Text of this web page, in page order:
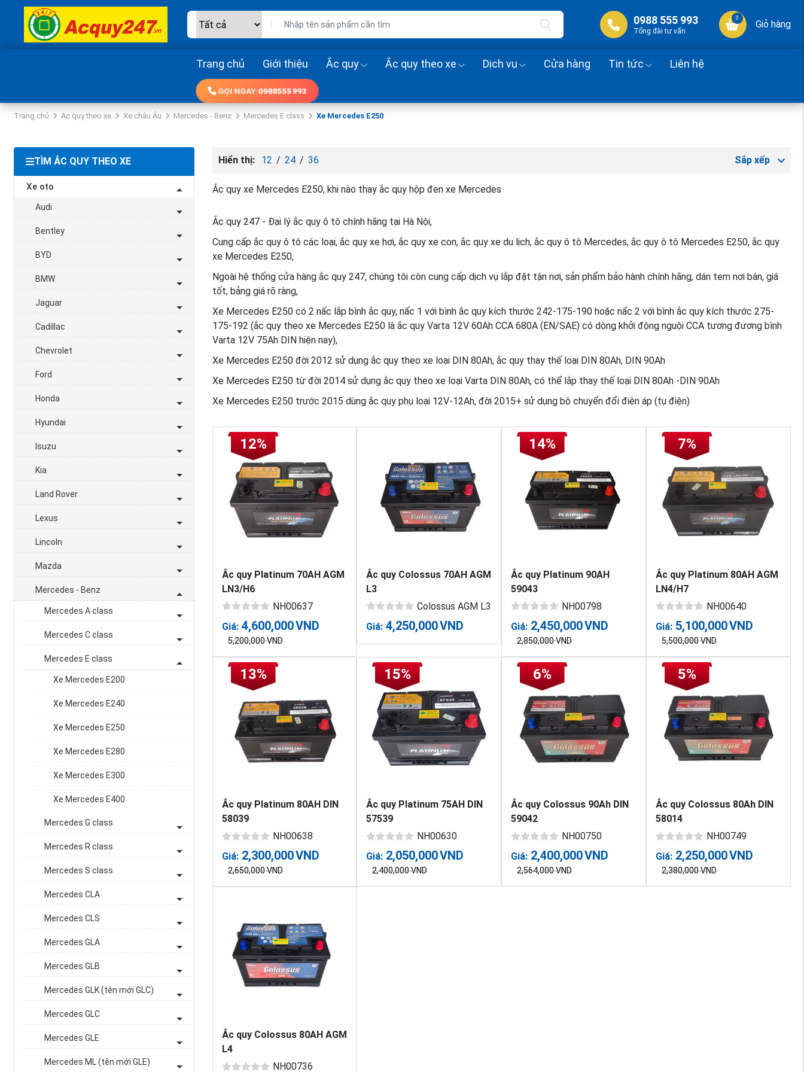
0988 555 993
Tổng đài tư vấn
0
Giỏ hàng
Trang chủ Giới thiệu Ắc quy Ắc quy theo xe Dịch vụ Cửa hàng Tin tức Liên hệ
GỌI NGAY:0988555993
Trang chủ Ac quy theo xe Xe châu Âu Mercedes - Benz Mercedes E class Xe Mercedes E250
TÌM ẮC QUY THEO XE
Xe oto
Audi
Bentley
BYD
BMW
Jaguar
Cadillac
Chevrolet
Ford
Honda
Hyundai
Isuzu
Kia
Land Rover
Lexus
Lincoln
Mazda
Mercedes - Benz
Mercedes A class
Mercedes C class
Mercedes E class
Xe Mercedes E200
Xe Mercedes E240
Xe Mercedes E250
Xe Mercedes E280
Xe Mercedes E300
Xe Mercedes E400
Mercedes G class
Mercedes R class
Mercedes S class
Mercedes CLA
Mercedes CLS
Mercedes GLA
Mercedes GLB
Mercedes GLK (tên mới GLC)
Mercedes GLC
Mercedes GLE
Mercedes ML (tên mới GLE)
Hiển thị: 12 / 24 / 36 Sắp xếp
Ắc quy xe Mercedes E250, khi nào thay ắc quy hộp đen xe Mercedes
Ắc quy 247 - Đại lý ắc quy ô tô chính hãng tại Hà Nội,
Cung cấp ắc quy ô tô các loại, ắc quy xe hơi, ắc quy xe con, ắc quy xe du lịch, ắc quy ô tô Mercedes, ắc quy ô tô Mercedes E250, ắc quy
xe Mercedes E250,
Ngoài hệ thống cửa hàng ắc quy 247, chúng tôi còn cung cấp dịch vụ lắp đặt tận nơi, sản phẩm bảo hành chính hãng, dán tem nơi bán, giá
tốt, bảng giá rõ ràng,
Xe Mercedes E250 có 2 nấc lắp bình ắc quy, nấc 1 với bình ắc quy kích thước 242-175-190 hoặc nấc 2 với bình ắc quy kích thước 275-
175-192 (ắc quy theo xe Mercedes E250 là ắc quy Varta 12V 60Ah CCA 680A (EN/SAE) có dòng khởi động nguội CCA tương đương bình
Varta 12V 75Ah DIN hiện nay),
Xe Mercedes E250 đời 2012 sử dụng ắc quy theo xe loại DIN 80Ah, ắc quy thay thế loại DIN 80Ah, DIN 90Ah
Xe Mercedes E250 từ đời 2014 sử dụng ắc quy theo xe loại Varta DIN 80Ah, có thể lắp thay thế loại DIN 80Ah -DIN 90Ah
Xe Mercedes E250 trước 2015 dùng ắc quy phụ loại 12V-12Ah, đời 2015+ sử dụng bộ chuyển đổi điện áp (tụ điện)
12%
Ắc quy Platinum 70AH AGM
LN3/H6
NH00637
Giá: 4,600,000VND
5,200,000VND
Ắc quy Colossus 70AH AGM
L3
Colossus AGM L3
Giá: 4,250,000VND
14%
Ắc quy Platinum 90AH
59043
NH00798
Giá: 2,450,000VND
2,850,000VND
7%
Ắc quy Platinum 80AH AGM
LN4/H7
NH00640
Giá: 5,100,000VND
5,500,000VND
13%
Ắc quy Platinum 80AH DIN
58039
NH00638
Giá: 2,300,000VND
2,650,000VND
15%
Ắc quy Platinum 75AH DIN
57539
NH00630
Giá: 2,050,000VND
2,400,000VND
6%
Ắc quy Colossus 90Ah DIN
59042
NH00750
Giá: 2,400,000VND
2,564,000VND
5%
Ắc quy Colossus 80Ah DIN
58014
NH00749
Giá: 2,250,000VND
2,380,000VND
Ắc quy Colossus 80AH AGM
L4
NH00736